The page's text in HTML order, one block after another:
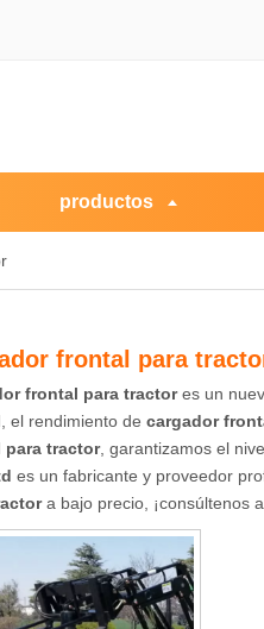
productos
frontal para
frontal para tractores un
el rendimiento de cargador
para tractor, garantizamos el
es un fabricante y proveedor
a bajo precio, ¡consúltenos